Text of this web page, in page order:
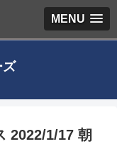
MENU
ズ
2022/1/17 朝